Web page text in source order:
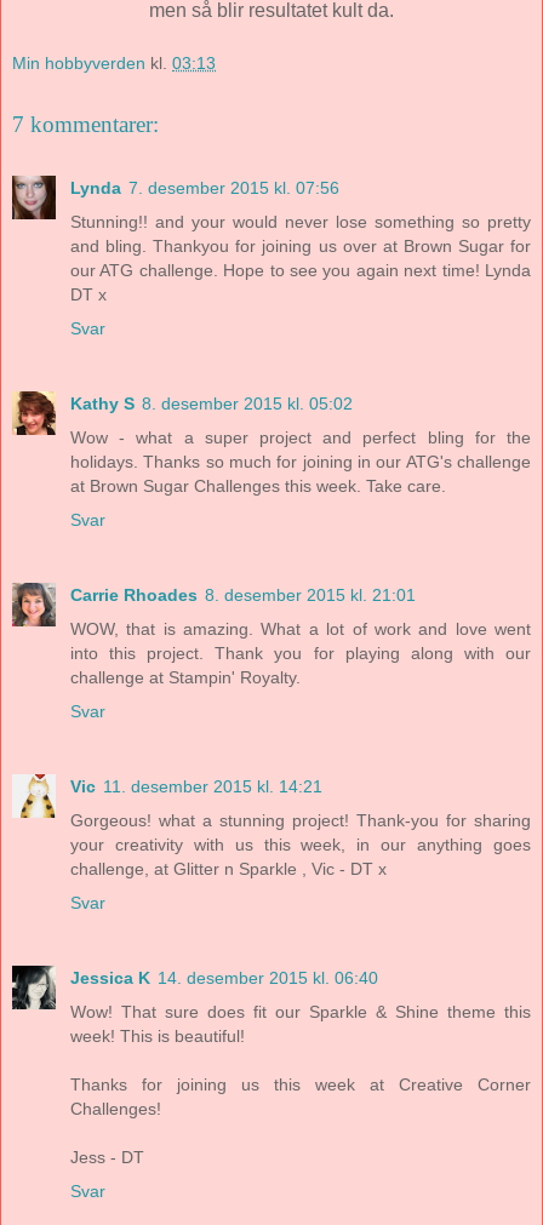
men så blir resultatet kult da.
Min hobbyverden kl. 03:13
7 kommentarer:
Lynda 7. desember 2015 kl. 07:56
Stunning!! and your would never lose something so pretty
and bling. Thankyou for joining us over at Brown Sugar for
our ATG challenge. Hope to see you again next time! Lynda
DT x
Svar
Kathy S 8. desember 2015 kl. 05:02
Wow - what a super project and perfect bling for the
holidays. Thanks so much for joining in our ATG's challenge
at Brown Sugar Challenges this week. Take care.
Svar
Carrie Rhoades 8. desember 2015 kl. 21:01
WOW, that is amazing. What a lot of work and love went
into this project. Thank you for playing along with our
challenge at Stampin' Royalty.
Svar
Vic 11. desember 2015 kl. 14:21
Gorgeous! what a stunning project! Thank-you for sharing
your creativity with us this week, in our anything goes
challenge, at Glitter n Sparkle , Vic - DT x
Svar
Jessica K 14. desember 2015 kl. 06:40
Wow! That sure does fit our Sparkle & Shine theme this
week! This is beautiful!
Thanks for joining us this week at Creative Corner
Challenges!
Jess - DT
Svar